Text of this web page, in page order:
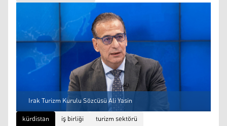
Irak Turizm Kurulu Sözcüsü Ali Yasin
kürdistan
iş birliği turizm sektörü